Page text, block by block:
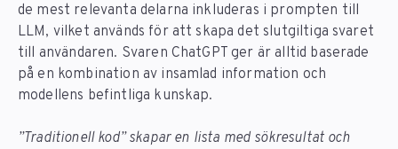
de mest relevanta delarna inkluderas i prompten till
LLM, vilket används för att skapa det slutgiltiga svaret
till användaren. Svaren ChatGPT ger är alltid baserade
på en kombination av insamlad information och
modellens befintliga kunskap.
”Traditionell kod” skapar en lista med sökresultat och